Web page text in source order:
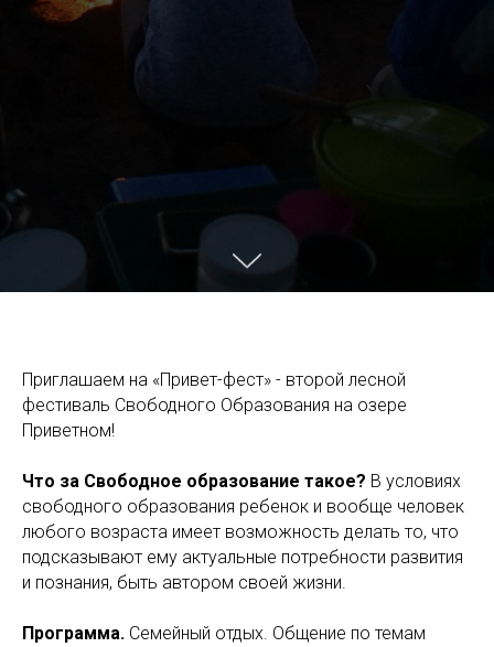
Приглашаем на «Привет-фест» - второй лесной
фестиваль Свободного Образования на озере
Приветном!
Что за Свободное образование такое? В условиях
свободного образования ребенок и вообще человек
любого возраста имеет возможность делать то, что
подсказывают ему актуальные потребности развития
и познания, быть автором своей жизни.
Программа. Семейный отдых. Общение по темам